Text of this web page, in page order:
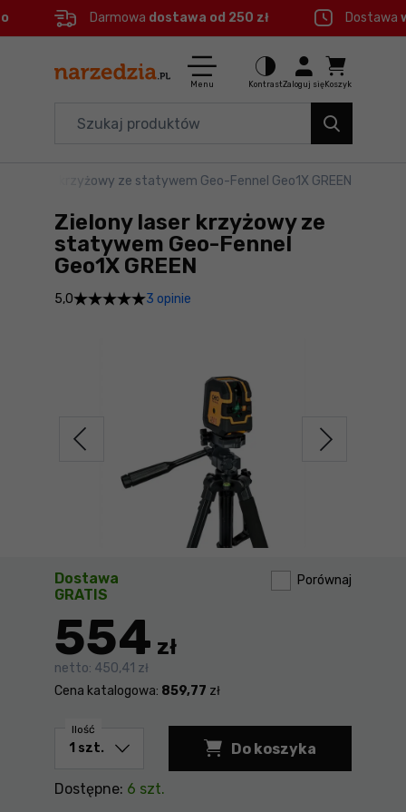
Menu główne
Informacje o produkcie
Do koszyka
Szczegółowe informacje
Darmowa dostawa od 250 zł Dostawa
Menu KontrastZaloguj się Koszyk
Elektronarzędzia
Akcesoria
laser krzyżowy ze statywem Geo-Fennel Geo1X GREEN
Zielony laser krzyżowy ze
statywem Geo-Fennel
Geo1X GREEN
5,0 3 opinie
Dostawa
GRATIS
Porównaj
554 zł
netto: 450,41 zł
Cena katalogowa: 859,77 zł
Ilość
Do koszyka
Dostępne: 6 szt.